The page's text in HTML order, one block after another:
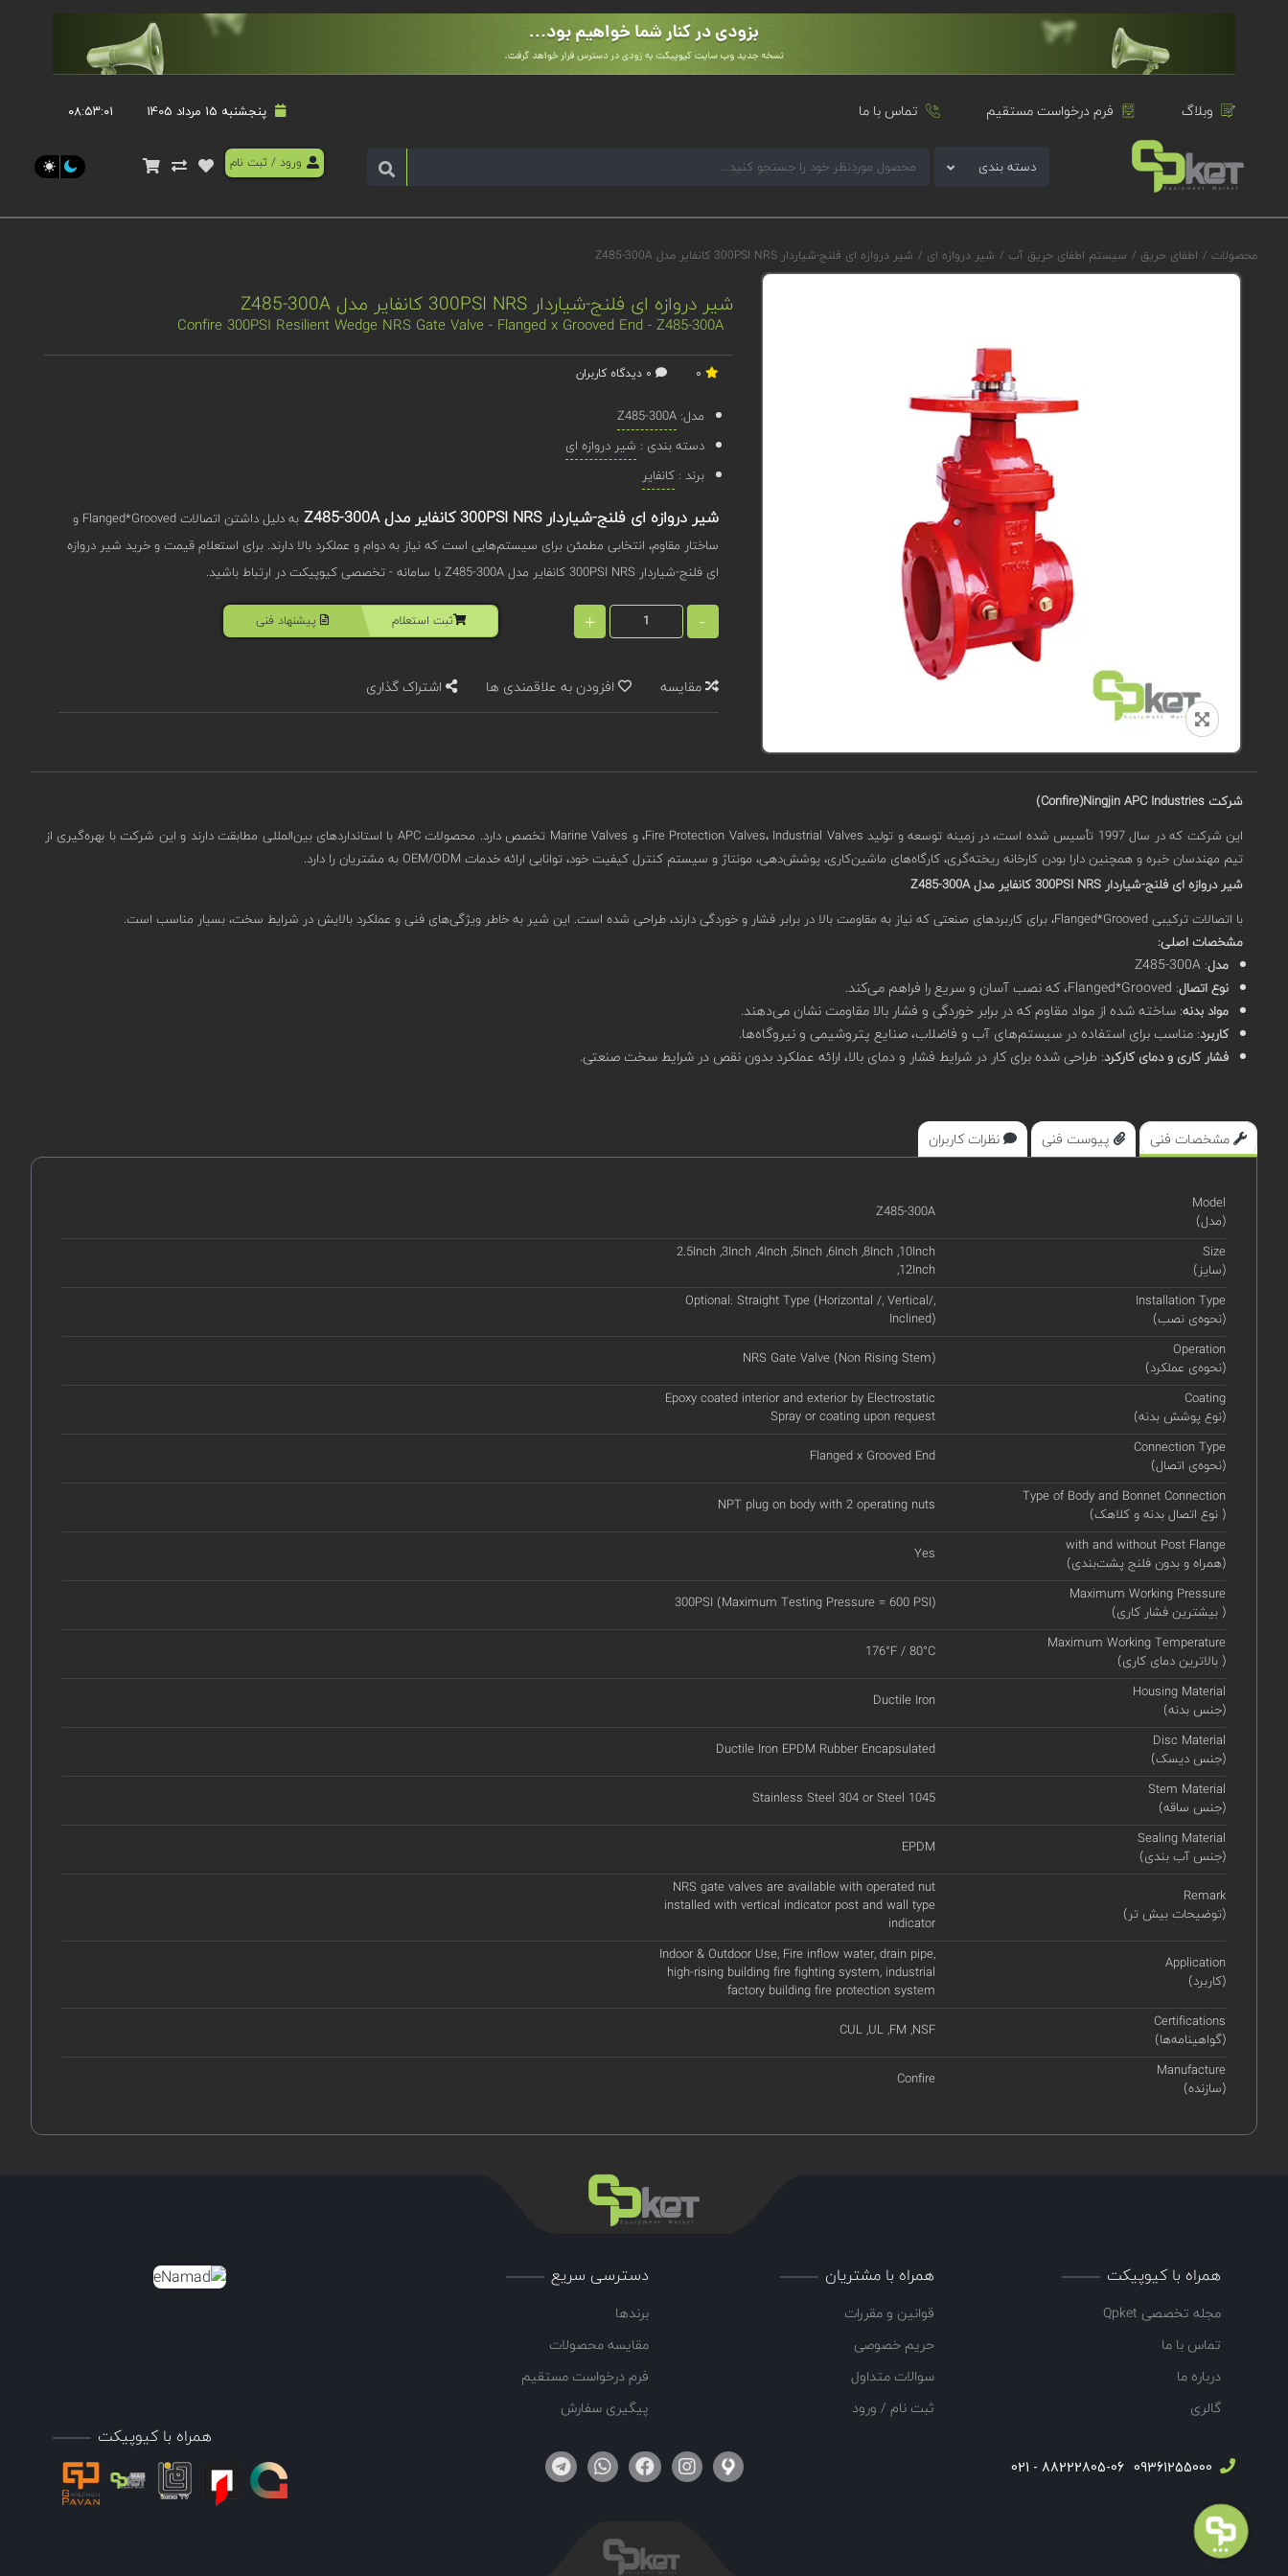
وبلاگ فرم درخواست مستقیم تماس با ما پنجشنبه 15 مرداد 1405 ۰۸:۵۳:۰۱
دسته بندی ورود / ثبت نام
محصولات / اطفای حریق / سیستم اطفای حریق آب / شیر دروازه ای / شیر دروازه ای فلنج-شیاردار 300PSI NRS کانفایر مدل Z485-300A
شیر دروازه ای فلنج-شیاردار 300PSI NRS کانفایر مدل Z485-300A
Confire 300PSI Resilient Wedge NRS Gate Valve - Flanged x Grooved End - Z485-300A
مدل:Z485-300A
دسته بندی : شیر دروازه ای
برند :کانفایر
شیر دروازه ای فلنج-شیاردار 300PSI NRS کانفایر مدل Z485-300A
به دلیل داشتن اتصالات Flanged*Grooved و
ساختار مقاوم، انتخابی مطمئن برای سیستم‌هایی است که نیاز به دوام و عملکرد بالا دارند. برای استعلام قیمت و خرید شیر دروازه
ای فلنج-شیاردار 300PSI NRS کانفایر مدل Z485-300A با سامانه - تخصصی کیوپیکت در ارتباط باشید.
-
+ ثبت استعلام پیشنهاد فنی
مقایسه افزودن به علاقمندی ها اشتراک گذاری
شرکتConfire)Ningjin APC Industries)
این شرکت که در سال 1997 تأسیس شده است، در زمینه توسعه و تولید Fire Protection Valves، Industrial Valves، و Marine Valves تخصص دارد. محصولات APC با استانداردهای بین‌المللی مطابقت دارند و این شرکت با بهره‌گیری از
تیم مهندسان خبره و همچنین دارا بودن کارخانه ریخته‌گری، کارگاه‌های ماشین‌کاری، پوشش‌دهی، مونتاژ و سیستم کنترل کیفیت خود، توانایی ارائه خدمات OEM/ODM به مشتریان را دارد.
شیر دروازه ای فلنج-شیاردار 300PSI NRS کانفایر مدل Z485-300A
با اتصالات ترکیبی Flanged*Grooved، برای کاربردهای صنعتی که نیاز به مقاومت بالا در برابر فشار و خوردگی دارند، طراحی شده است. این شیر به خاطر ویژگی‌های فنی و عملکرد بالایش در شرایط سخت، بسیار مناسب است.
مشخصات اصلی:
مدل: Z485-300A
نوع اتصال: Flanged*Grooved، که نصب آسان و سریع را فراهم می‌کند.
مواد بدنه: ساخته شده از مواد مقاوم که در برابر خوردگی و فشار بالا مقاومت نشان می‌دهند.
کاربرد: مناسب برای استفاده در سیستم‌های آب و فاضلاب، صنایع پتروشیمی و نیروگاه‌ها.
فشار کاری و دمای کارکرد: طراحی شده برای کار در شرایط فشار و دمای بالا، ارائه عملکرد بدون نقص در شرایط سخت صنعتی.
مشخصات فنی پیوست فنی نظرات کاربران
Model
(مدل)
Z485-300A
Size
(سایز)
2.5Inch ,3Inch ,4Inch ,5Inch ,6Inch ,8Inch ,10Inch
,12Inch
Installation Type
(نحوه‌ی نصب)
Optional: Straight Type (Horizontal /, Vertical/,
Inclined)
Operation
(نحوه‌ی عملکرد)
NRS Gate Valve (Non Rising Stem)
Coating
(نوع پوشش بدنه)
Epoxy coated interior and exterior by Electrostatic
Spray or coating upon request
Connection Type
(نحوه‌ی اتصال)
Flanged x Grooved End
Type of Body and Bonnet Connection
(نوع اتصال بدنه و کلاهک )
NPT plug on body with 2 operating nuts
with and without Post Flange
(همراه و بدون فلنج پشت‌بندی)
Yes
Maximum Working Pressure
(بیشترین فشار کاری )
300PSI (Maximum Testing Pressure = 600 PSI)
Maximum Working Temperature
(بالاترین دمای کاری )
176°F / 80°C
Housing Material
(جنس بدنه)
Ductile Iron
Disc Material
(جنس دیسک)
Ductile Iron EPDM Rubber Encapsulated
Stem Material
(جنس ساقه)
Stainless Steel 304 or Steel 1045
Sealing Material
(جنس آب بندی)
EPDM
Remark
(توضیحات بیش تر)
NRS gate valves are available with operated nut
installed with vertical indicator post and wall type
indicator
Application
(کاربرد)
Indoor & Outdoor Use, Fire inflow water, drain pipe,
high-rising building fire fighting system, industrial
factory building fire protection system
Certifications
(گواهینامه‌ها)
CUL ,UL ,FM ,NSF
Manufacture
(سازنده)
Confire
همراه با کیوپیکت
مجله تخصصی Qpket
تماس با ما
درباره ما
گالری
همراه با مشتریان
قوانین و مقررات
حریم خصوصی
سوالات متداول
ثبت نام / ورود
دسترسی سریع
برندها
مقایسه محصولات
فرم درخواست مستقیم
پیگیری سفارش
09361255000
88222805-06 - 021
همراه با کیوپیکت